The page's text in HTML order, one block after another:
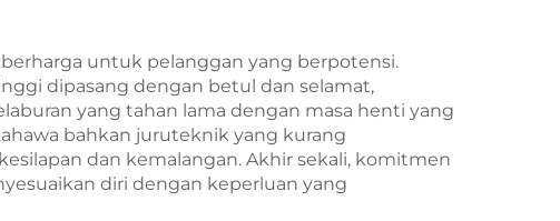
untuk pelanggan yang berpotensi.
dipasang dengan betul dan selamat,
yang tahan lama dengan masa henti yang
bahkan juruteknik yang kurang
dan kemalangan. Akhir sekali, komitmen
diri dengan keperluan yang